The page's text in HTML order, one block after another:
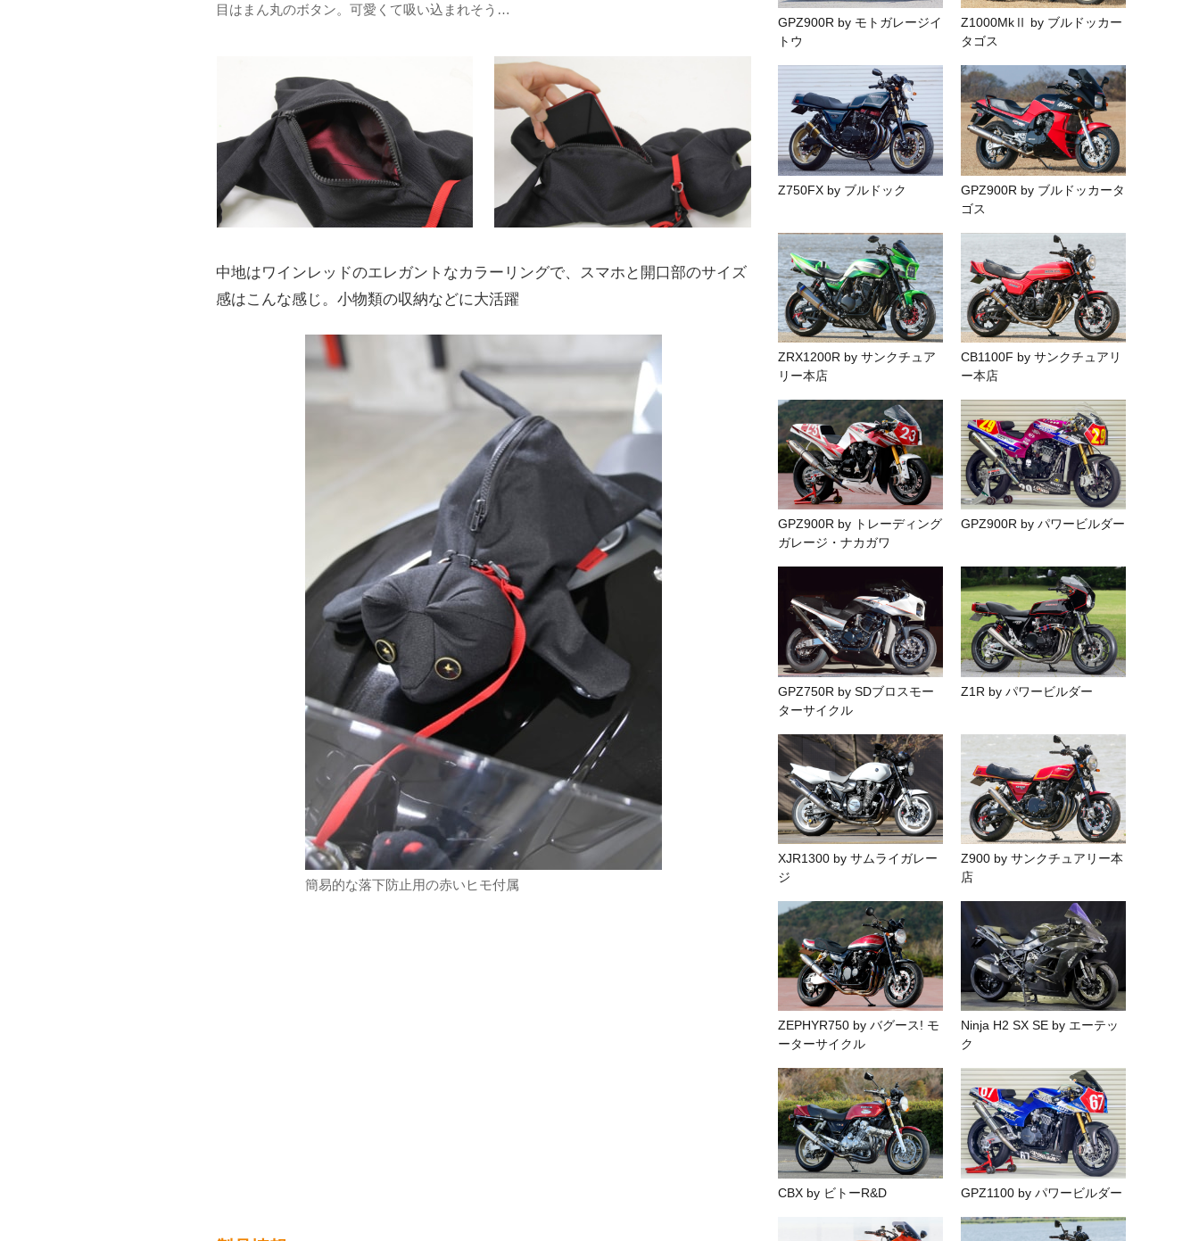
目はまん丸のボタン。可愛くて吸い込まれそう…
中地はワインレッドのエレガントなカラーリングで、スマホと開口部のサイズ
感はこんな感じ。小物類の収納などに大活躍
簡易的な落下防止用の赤いヒモ付属
GPZ900R by モトガレージイ
トウ
Z1000MkⅡ by ブルドッカー
タゴス
Z750FX by ブルドック
GPZ900R by ブルドッカータ
ゴス
ZRX1200R by サンクチュア
リー本店
CB1100F by サンクチュアリ
ー本店
GPZ900R by トレーディング
ガレージ・ナカガワ
GPZ900R by パワービルダー
GPZ750R by SDブロスモー
ターサイクル
Z1R by パワービルダー
XJR1300 by サムライガレー
ジ
Z900 by サンクチュアリー本
店
ZEPHYR750 by バグース! モ
ーターサイクル
Ninja H2 SX SE by エーテッ
ク
CBX by ビトーR&D GPZ1100 by パワービルダー